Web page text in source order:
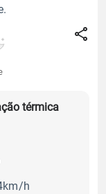
térmica
h